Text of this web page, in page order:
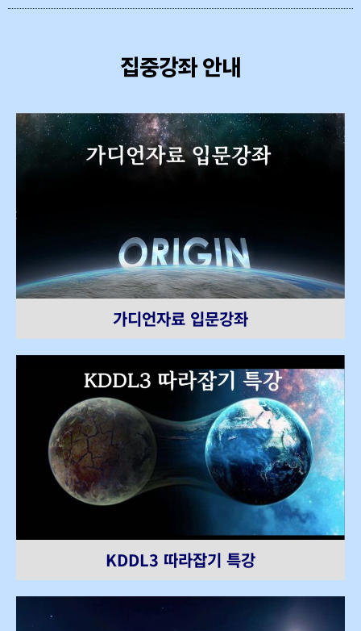
집중강좌 안내
가디언자료 입문강좌
KDDL3 따라잡기 특강